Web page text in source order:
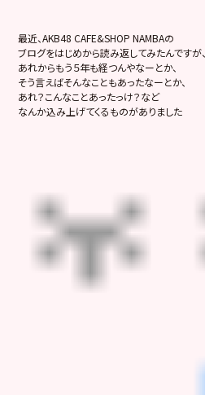
最近、AKB48 CAFE&SHOP NAMBAの
ブログをはじめから読み返してみたんですが、
あれからもう５年も経つんやなーとか、
そう言えばそんなこともあったなーとか、
あれ？こんなことあったっけ？など
なんか込み上げてくるものがありました